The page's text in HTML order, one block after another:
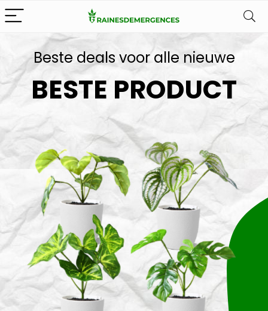
Beste deals voor alle nieuwe
BESTE PRODUCT